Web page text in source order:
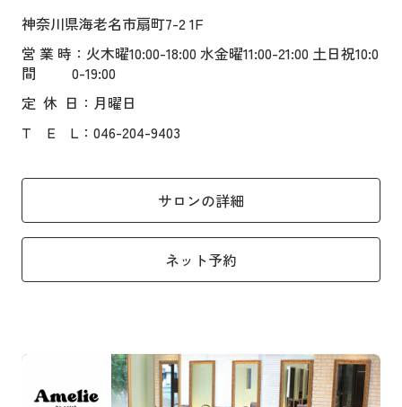
神奈川県海老名市扇町7-2 1F
営業時
間
：火木曜10:00-18:00 水金曜11:00-21:00 土日祝10:0
0-19:00
定 休 日 ：月曜日
T
E L ：046-204-9403
サロンの詳細
ネット予約